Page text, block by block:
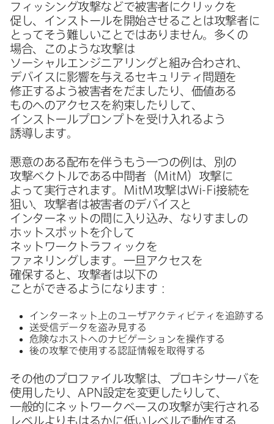
フィッシング攻撃などで​被害者に​クリックを​
促し、​インストールを​開始させる​ことは​攻撃者に​
とって​そう​難しい​ことでは​ありません。​多くの​
場合、​このような​攻撃は​
ソーシャルエンジニアリングと​組み合わされ、​
デバイスに​影響を​与える​セキュリティ問題を​
修正するよう被害者を​だましたり、​価値ある​
ものへの​アクセスを​約束したりして、​
インストールプロンプトを​受け入れる​よう​
誘導します。
悪意の​ある​配布を​伴う​もう​一つの​例は、​別の​
攻撃ベクトルである​中間者​（MitM ）​攻撃に​
よって​実行されます。
MitM攻撃はWi-Fi接続を​
狙い、​攻撃者は​被害者の​デバイスと​
インターネットの​間に​入り込み、​なりすましの​
ホットスポットを​介して​
ネットワークトラフィックを​
ファネリングします。​一旦アクセスを​
確保すると、​攻撃者は​以下の​
ことができるようになります：
インターネット上の​ユーザアクティビティを​追跡する
送受信データを​盗み見する
危険な​ホストへの​ナビゲーションを​操作する
後の​攻撃で​使用する​認証情報を​取得する
その​他の​プロファイル攻撃は、​プロキシサーバを​
使用したり、 APN設定を​変更したりして、​
一般的に​ネットワークベースの​攻撃が​実行される​
レベルよりもはるかに​低い​レベルで​動作する​